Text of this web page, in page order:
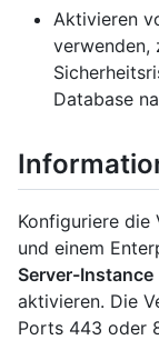
Aktivieren
verwenden,
Database
Konfiguriere die
und einem
Server-Instance
aktivieren. Die
Ports 443 oder